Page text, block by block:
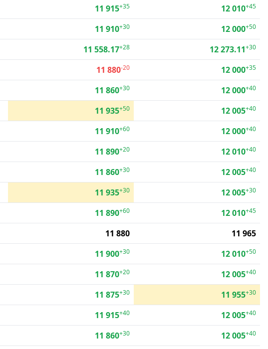
11 915+35 12 010+45
11 910+30 12 000+50
11 558.17+28 12 273.11+30
11 880-20 12 000+35
11 860+30 12 000+40
11 935+50 12 005+40
11 910+60 12 000+40
11 890+20 12 010+40
11 860+30 12 005+40
11 935+30 12 005+30
11 890+60 12 010+45
11 880
11 965
11 900+30 12 010+50
11 870+20 12 005+40
11 875+30 11 955+30
11 915+40 12 005+40
11 860+30 12 005+40